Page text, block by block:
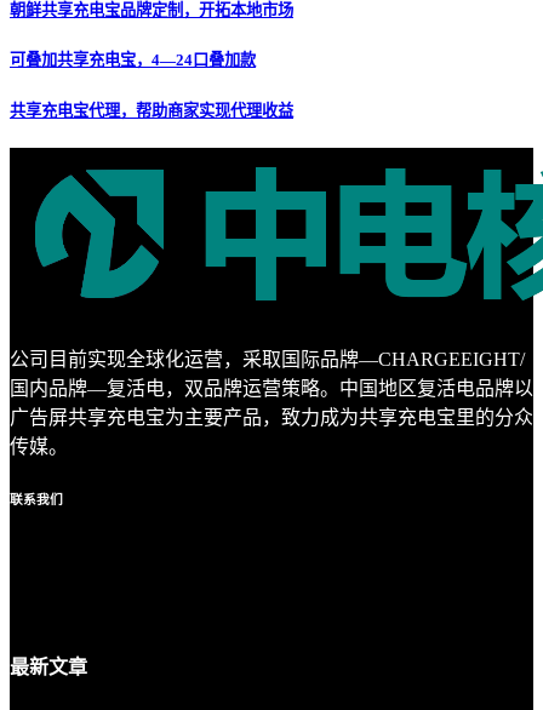
朝鲜共享充电宝品牌定制，开拓本地市场
可叠加共享充电宝，4—24口叠加款
共享充电宝代理，帮助商家实现代理收益
公司目前实现全球化运营，采取国际品牌—CHARGEEIGHT/
国内品牌—复活电，双品牌运营策略。中国地区复活电品牌以
广告屏共享充电宝为主要产品，致力成为共享充电宝里的分众
传媒。
联系我们
最新文章